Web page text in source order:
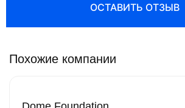
ОСТАВИТЬ ОТЗЫВ
Похожие компании